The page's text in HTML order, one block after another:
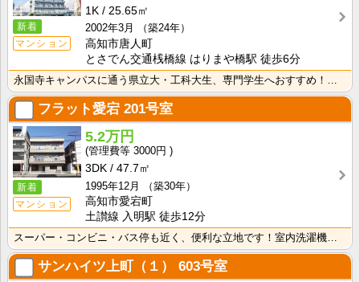
新着
マンション
1K
25.65㎡
2002年3月
（築24年）
高知市唐人町
とさでん交通桟橋線 はりまや橋駅 徒歩6分
永国寺キャンパスに通う県立大・工科大生、専門学生へおすすめ！エレベーターあり♪インターネット月額使用･･･
フラット愛宕 201号室
新着
マンション
5.2万円
3000円
3DK
47.7㎡
1995年12月
（築30年）
高知市愛宕町
土讃線 入明駅 徒歩12分
スーパー・コンビニ・バス停も近く、便利な立地です！室内洗濯機置き場・独立洗面台付きで水回りが快適に使･･･
サンハイツ上町（１） 603号室